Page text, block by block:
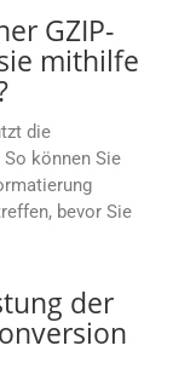
GZIP-
mithilfe
die
können Sie
bevor Sie
der